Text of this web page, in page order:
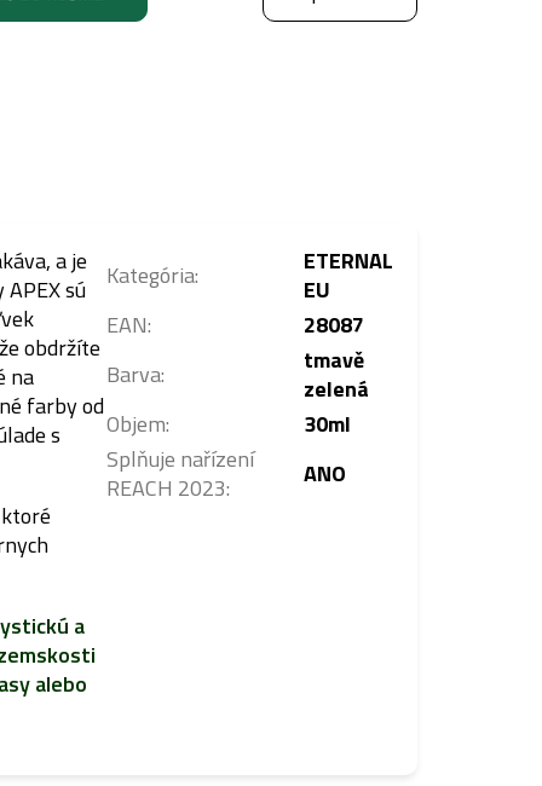
a je
sú
obdržíte
na
farby od
s
a
alebo
Kategória:
ETERNAL
EU
EAN:
28087
Barva:
tmavě
zelená
Objem:
30ml
Splňuje nařízení
REACH 2023: ANO